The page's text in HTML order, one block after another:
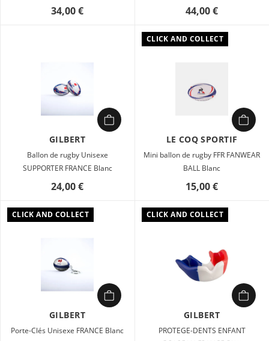
34,00 € 44,00 €
GILBERT
Ballon de rugby Unisexe
SUPPORTER FRANCE Blanc
24,00 €
CLICK AND COLLECT
LE COQ SPORTIF
Mini ballon de rugby FFR FANWEAR
BALL Blanc
15,00 €
CLICK AND COLLECT
GILBERT
Porte-Clés Unisexe FRANCE Blanc
CLICK AND COLLECT
GILBERT
PROTEGE-DENTS ENFANT